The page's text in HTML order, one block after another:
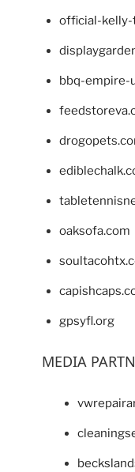
official-kelly-
bbq-empire-
oaksofa.com
gpsyfl.org
MEDIA